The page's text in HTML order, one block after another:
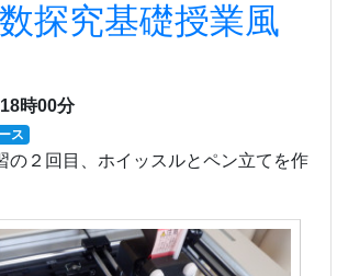
探究基礎授業風
時00分
ス
の２回目、ホイッスルとペン立てを作